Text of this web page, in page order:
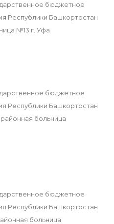
бюджетное
Республики Башкортостан
№13 г. Уфа
бюджетное
Республики Башкортостан
больница
бюджетное
Республики Башкортостан
больница